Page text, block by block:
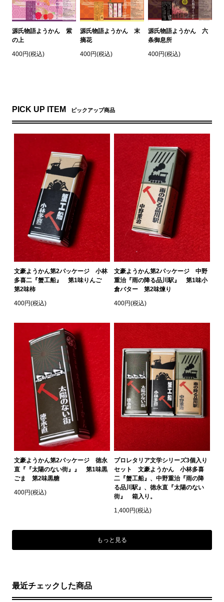
源氏物語ようかん 紫
の上
400円(税込)
源氏物語ようかん 末
摘花
400円(税込)
源氏物語ようかん 六
条御息所
400円(税込)
PICK UP ITEM ピックアップ商品
文豪ようかん第2パッケージ 小林
多喜二『蟹工船』 第1味りんご
第2味柿
400円(税込)
文豪ようかん第2パッケージ 中野
重治『雨の降る品川駅』 第1味小
倉バター 第2味煉り
400円(税込)
文豪ようかん第2パッケージ 徳永
直『『太陽のない街』』 第1味黒
ごま 第2味黒糖
400円(税込)
プロレタリア文学シリーズ3個入り
セット 文豪ようかん 小林多喜
二『蟹工船』、中野重治『雨の降
る品川駅』、徳永直『太陽のない
街』 箱入り。
1,400円(税込)
もっと見る
最近チェックした商品